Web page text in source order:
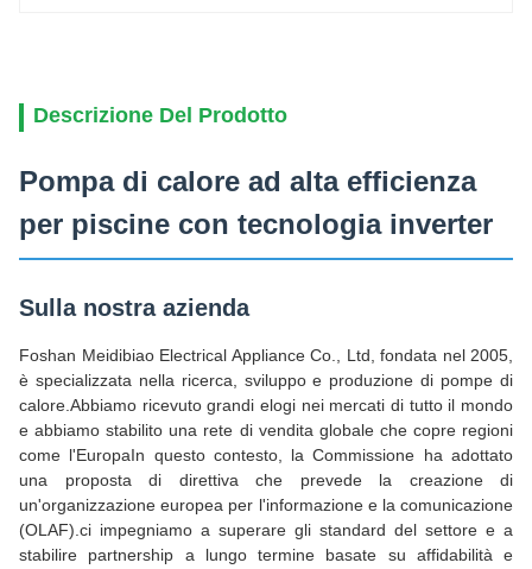
Descrizione Del Prodotto
Pompa di calore ad alta efficienza
per piscine con tecnologia inverter
Sulla nostra azienda
Foshan Meidibiao Electrical Appliance Co., Ltd, fondata nel 2005,
è specializzata nella ricerca, sviluppo e produzione di pompe di
calore.Abbiamo ricevuto grandi elogi nei mercati di tutto il mondo
e abbiamo stabilito una rete di vendita globale che copre regioni
come l'EuropaIn questo contesto, la Commissione ha adottato
una proposta di direttiva che prevede la creazione di
un'organizzazione europea per l'informazione e la comunicazione
(OLAF).ci impegniamo a superare gli standard del settore e a
stabilire partnership a lungo termine basate su affidabilità e